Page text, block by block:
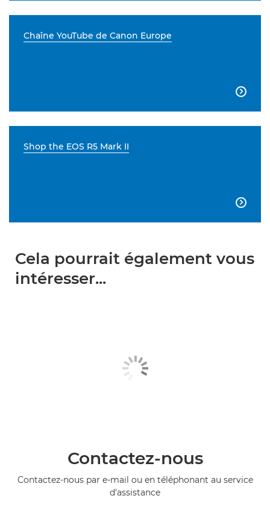
Chaîne YouTube de Canon Europe

Shop the EOS R5 Mark II

Cela pourrait également vous
intéresser...
Contactez-nous
Contactez-nous par e-mail ou en téléphonant au service
d'assistance